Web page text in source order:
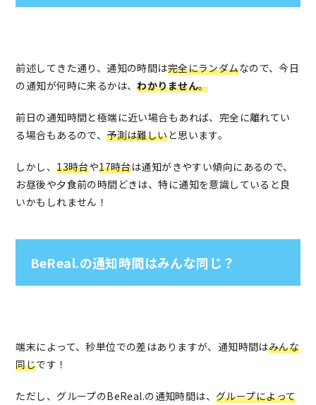
前述してきた通り、通知の時間は完全にランダムなので、今日
の通知が何時に来るかは、わかりません。
前日の通知時間と極端に近い場合もあれば、完全に離れてい
る場合もあるので、予測は難しいと思います。
しかし、13時台や17時台は通知がきやすい傾向にあるので、
お昼後や夕食前の時間どきは、特に通知を意識していると良
いかもしれません！
BeReal.の通知時間はみんな同じ？
端末によって、秒単位での差はありますが、通知時間はみんな
同じです！
ただし、グループのBeReal.の通知時間は、グループによって